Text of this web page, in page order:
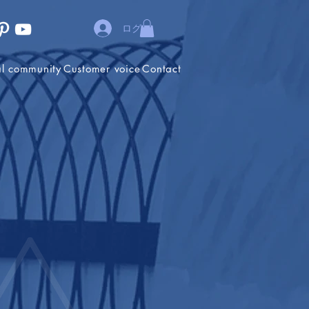
ログイン
communityCustomer voiceContact